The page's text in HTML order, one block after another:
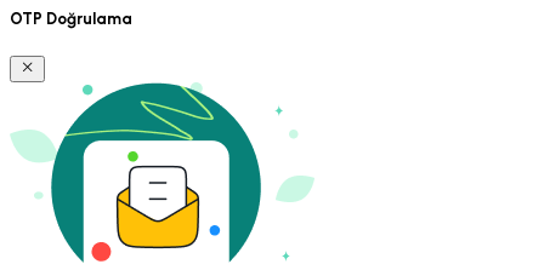
OTP Doğrulama